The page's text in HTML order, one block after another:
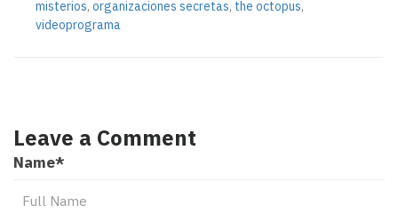
misterios, organizaciones secretas, the octopus,
videoprograma
Leave a Comment
Name*